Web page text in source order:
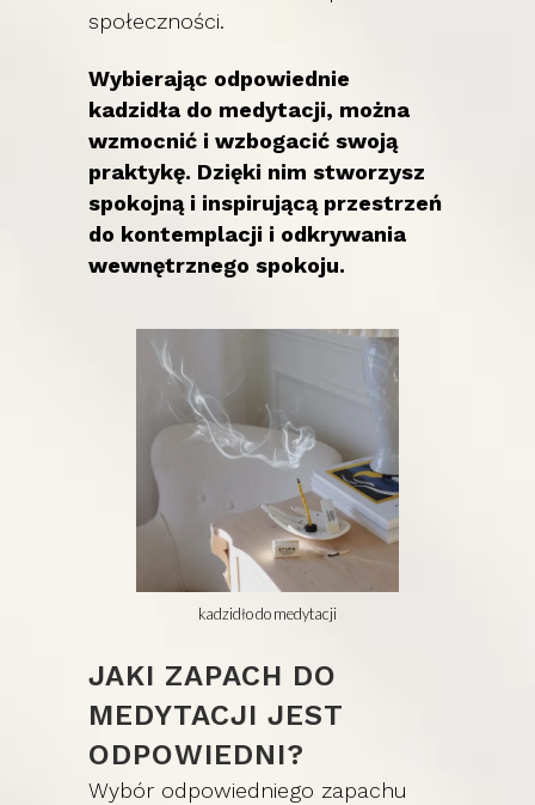
społeczności.
Wybierając odpowiednie
kadzidła do medytacji, można
wzmocnić i wzbogacić swoją
praktykę. Dzięki nim stworzysz
spokojną i inspirującą przestrzeń
do kontemplacji i odkrywania
wewnętrznego spokoju.
kadzidło do medytacji
JAKI ZAPACH DO
MEDYTACJI JEST
ODPOWIEDNI?
Wybór odpowiedniego zapachu